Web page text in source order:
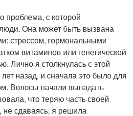
проблема, с которой
Она может быть вызвана
стрессом, гормональными
витаминов или генетической
Лично я столкнулась с этой
назад, и сначала это было для
Волосы начали выпадать
что теряю часть своей
не сдаваясь, я решила